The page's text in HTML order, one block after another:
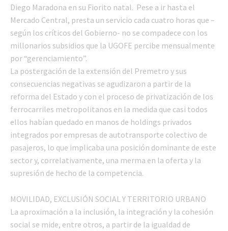
Diego Maradona en su Fiorito natal. Pese a ir hasta el
Mercado Central, presta un servicio cada cuatro horas que –
según los críticos del Gobierno- no se compadece con los
millonarios subsidios que la UGOFE percibe mensualmente
por “gerenciamiento”.
La postergación de la extensión del Premetro y sus
consecuencias negativas se agudizaron a partir de la
reforma del Estado y con el proceso de privatización de los
ferrocarriles metropolitanos en la medida que casi todos
ellos habían quedado en manos de holdings privados
integrados por empresas de autotransporte colectivo de
pasajeros, lo que implicaba una posición dominante de este
sector y, correlativamente, una merma en la oferta y la
supresión de hecho de la competencia.
MOVILIDAD, EXCLUSIÓN SOCIAL Y TERRITORIO URBANO
La aproximación a la inclusión, la integración y la cohesión
social se mide, entre otros, a partir de la igualdad de